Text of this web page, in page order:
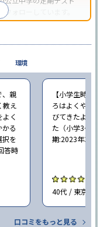
ォローしています。
英語は各教科書に合わ
度を深められます。
、親
え
く
る
択を
答時
【小学生時の通
ろはよくやり方
びてきたようで
た（小学3〜6年
期:2023年3月）
40代 / 東京都 女
口コミをもっと見る
環境